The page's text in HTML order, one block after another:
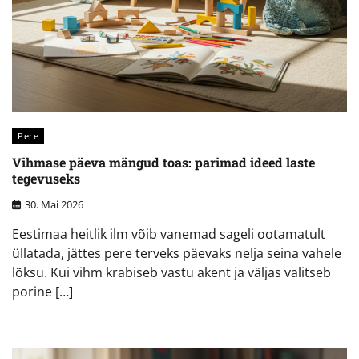
Pere
Vihmase päeva mängud toas: parimad ideed laste
tegevuseks
30. Mai 2026
Eestimaa heitlik ilm võib vanemad sageli ootamatult
üllatada, jättes pere terveks päevaks nelja seina vahele
lõksu. Kui vihm krabiseb vastu akent ja väljas valitseb
porine […]